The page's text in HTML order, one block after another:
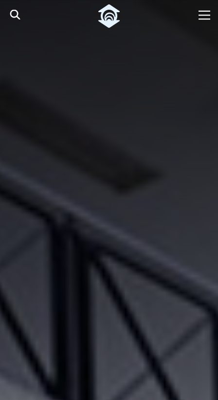
Pular para o Conteúdo principal